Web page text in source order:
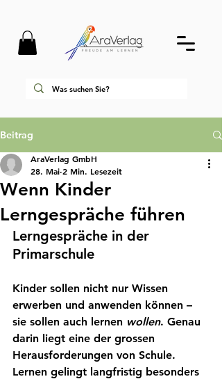
Beitrag
Wenn Kinder
Lerngespräche führen
AraVerlag GmbH
28. Mai 2 Min. Lesezeit
Lerngespräche in der
Primarschule
Kinder sollen nicht nur Wissen
erwerben und anwenden können –
sie sollen auch lernen wollen. Genau
darin liegt eine der grossen
Herausforderungen von Schule.
Lernen gelingt langfristig besonders